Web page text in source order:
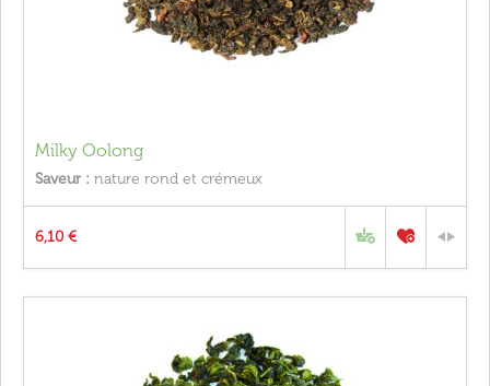
Milky Oolong
Saveur : nature rond et crémeux
6,10 €